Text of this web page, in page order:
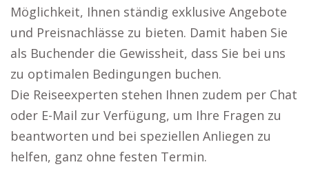
Möglichkeit, Ihnen ständig exklusive Angebote
und Preisnachlässe zu bieten. Damit haben Sie
als Buchender die Gewissheit, dass Sie bei uns
zu optimalen Bedingungen buchen.
Die Reiseexperten stehen Ihnen zudem per Chat
oder E-Mail zur Verfügung, um Ihre Fragen zu
beantworten und bei speziellen Anliegen zu
helfen, ganz ohne festen Termin.